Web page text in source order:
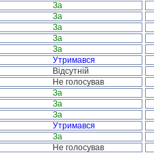
За
За
За
За
За
Утримався
Відсутній
Не голосував
За
За
За
Утримався
За
Не голосував